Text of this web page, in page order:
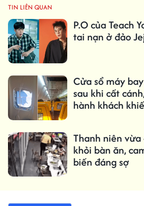
TIN LIÊN QUAN
P.O của Teach
tai nạn ở đảo
Cửa sổ máy
sau khi cất
hành khách
Thanh niên
khỏi bàn ăn,
biến đáng sợ